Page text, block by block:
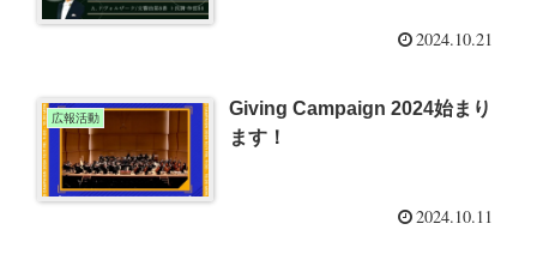
2024.10.21
広報活動
Giving Campaign 2024始まり
ます！
2024.10.11